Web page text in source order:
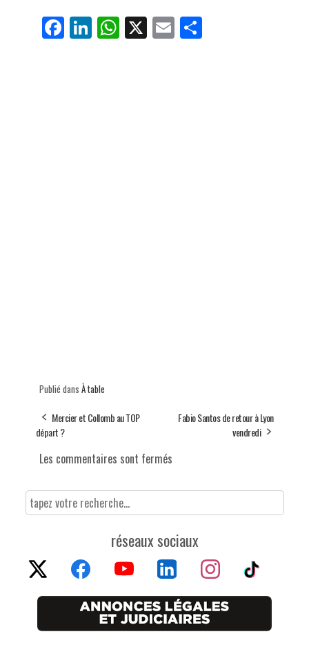
Fa
ce
Li
nk
W
ha
X E
m
Pa
rt
Publié dans À table
Mercier et Collomb au TOP
départ ?
Fabio Santos de retour à Lyon
vendredi
Les commentaires sont fermés
réseaux sociaux